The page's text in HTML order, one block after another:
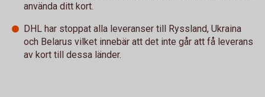
använda ditt kort.
DHL har stoppat alla leveranser till Ryssland, Ukraina
och Belarus vilket innebär att det inte går att få leverans
av kort till dessa länder.